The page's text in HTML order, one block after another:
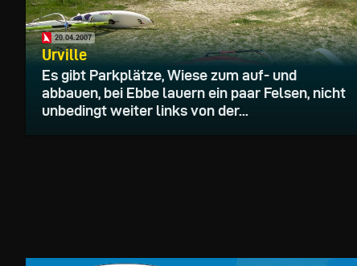
20.04.2007
Urville
Es gibt Parkplätze, Wiese zum auf- und
abbauen, bei Ebbe lauern ein paar Felsen, nicht
unbedingt weiter links von der...